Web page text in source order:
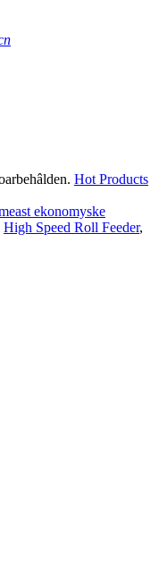
Hot Products
ekonomyske
High Speed ​​Roll Feeder,